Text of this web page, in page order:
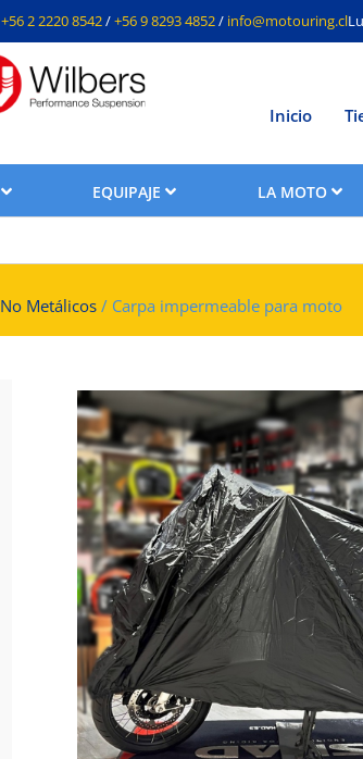
+56 2 2220 8542/+56 9 8293 4852/ info@motouring.cl
Inicio
EQUIPAJE LA MOTO
No Metálicos / Carpa impermeable para moto